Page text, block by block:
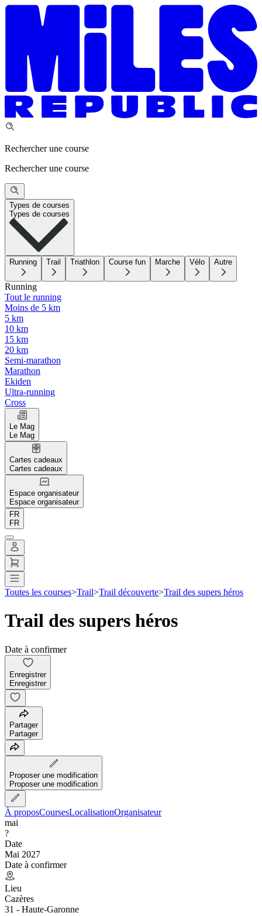
Rechercher une course
Rechercher une course
Types de courses
Types de courses
Running Trail Triathlon Course fun Marche Vélo Autre
Running
Tout le running
Moins de 5 km
5 km
10 km
15 km
20 km
Semi-marathon
Marathon
Ekiden
Ultra-running
Cross
Le Mag
Le Mag
Cartes cadeaux
Cartes cadeaux
Espace organisateur
Espace organisateur
FR
FR
Toutes les courses>Trail>Trail découverte>Trail des supers héros
Trail des supers héros
Date à confirmer
Enregistrer
Enregistrer
Partager
Partager
Proposer une modification
Proposer une modification
À proposCoursesLocalisationOrganisateur
mai
?
Date
Mai 2027
Date à confirmer
Lieu
Cazères
31 - Haute-Garonne